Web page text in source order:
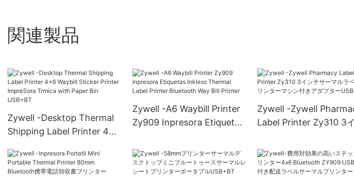
関連製品
Zywell -Desktop Thermal
Shipping Label Printer 4x6
ImpreSora Trmica with
Paper Bin USB+BT
Zywell -A6 Waybill Printer
Zy909 Inpresora Etiquetas
Printer Bluetooth Way Bill
Printer
Zywell -Zywell
Label Printer Zy310 3
ーマシン付きアダプタ
USB+BT